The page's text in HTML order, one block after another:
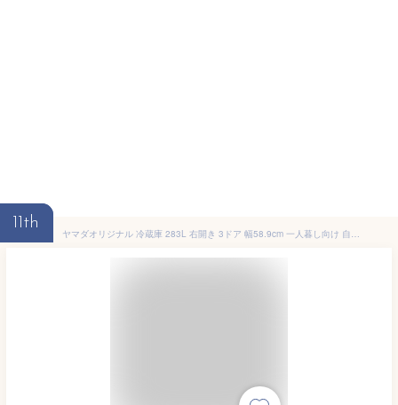
11th
ヤマダオリジナル 冷蔵庫 283L 右開き 3ドア 幅58.9cm 一人暮し向け 自動製氷 静音 REFAGE YRZ-F28M ホワイト系